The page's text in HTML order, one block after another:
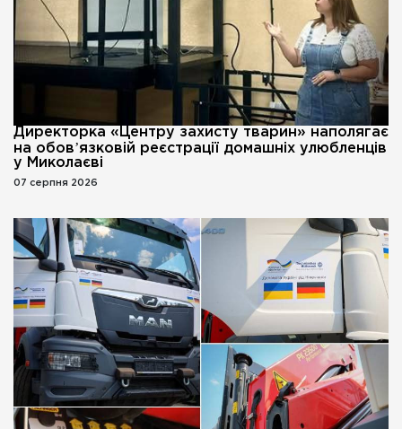
Директорка «Центру захисту тварин» наполягає
на обовʼязковій реєстрації домашніх улюбленців
у Миколаєві
07 серпня 2026